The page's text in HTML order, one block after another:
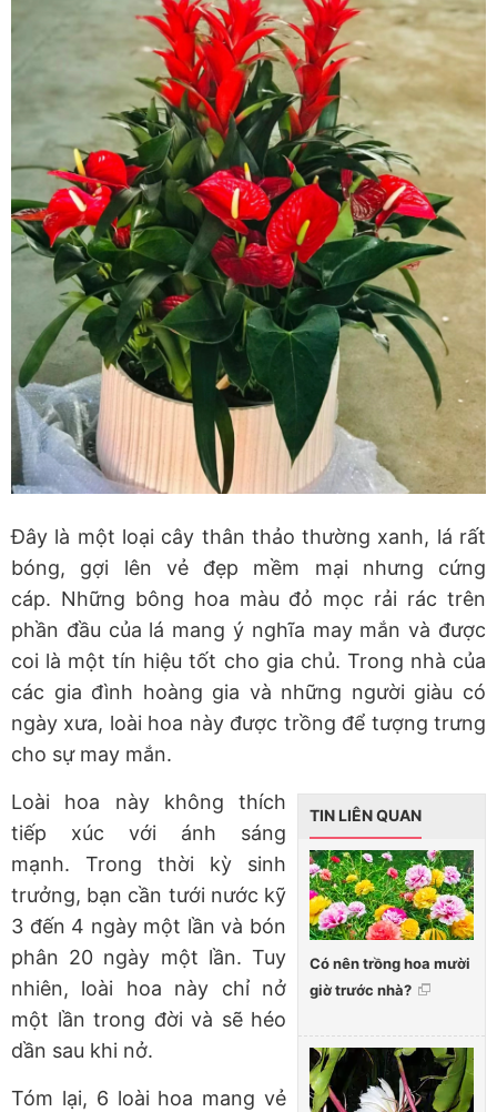
Đây là một loại cây thân thảo thường xanh, lá rất
bóng, gợi lên vẻ đẹp mềm mại nhưng cứng
cáp. Những bông hoa màu đỏ mọc rải rác trên
phần đầu của lá mang ý nghĩa may mắn và được
coi là một tín hiệu tốt cho gia chủ. Trong nhà của
các gia đình hoàng gia và những người giàu có
ngày xưa, loài hoa này được trồng để tượng trưng
cho sự may mắn.
TIN LIÊN QUAN
Có nên trồng hoa mười
giờ trước nhà?
Loài hoa này không thích
tiếp xúc với ánh sáng
mạnh. Trong thời kỳ sinh
trưởng, bạn cần tưới nước kỹ
3 đến 4 ngày một lần và bón
phân 20 ngày một lần. Tuy
nhiên, loài hoa này chỉ nở
một lần trong đời và sẽ héo
dần sau khi nở.
Tóm lại, 6 loài hoa mang vẻ